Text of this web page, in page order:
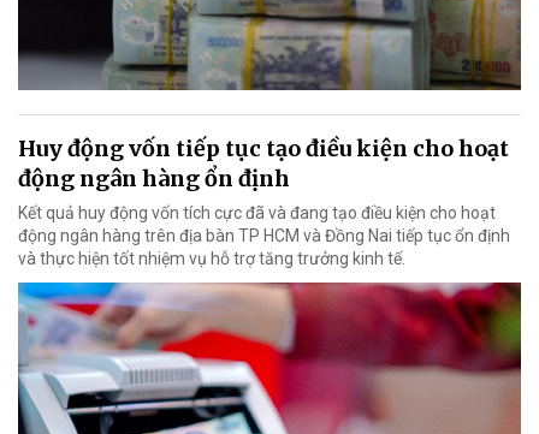
Huy động vốn tiếp tục tạo điều kiện cho hoạt
động ngân hàng ổn định
Kết quả huy động vốn tích cực đã và đang tạo điều kiện cho hoạt
động ngân hàng trên địa bàn TP HCM và Đồng Nai tiếp tục ổn định
và thực hiện tốt nhiệm vụ hỗ trợ tăng trưởng kinh tế.